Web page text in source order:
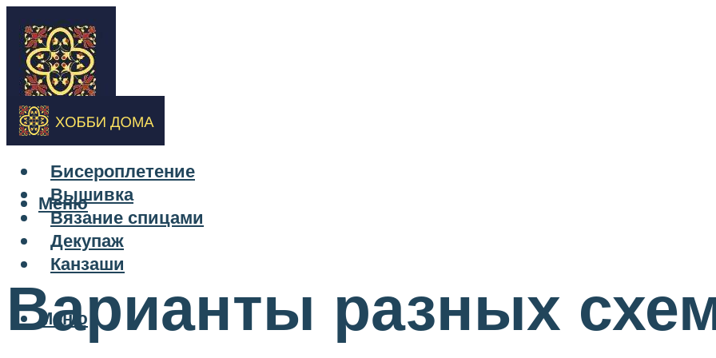
Бисероплетение
Вышивка
Вязание спицами
Декупаж
Канзаши
Меню
Меню
Варианты разных